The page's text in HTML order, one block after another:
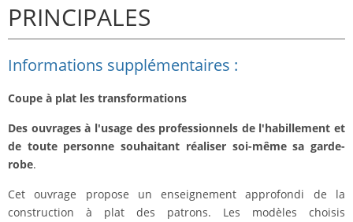
PRINCIPALES
Informations supplémentaires :
Coupe à plat les transformations
Des ouvrages à l'usage des professionnels de l'habillement et
de toute personne souhaitant réaliser soi-même sa garde-
robe.
Cet ouvrage propose un enseignement approfondi de la
construction à plat des patrons. Les modèles choisis